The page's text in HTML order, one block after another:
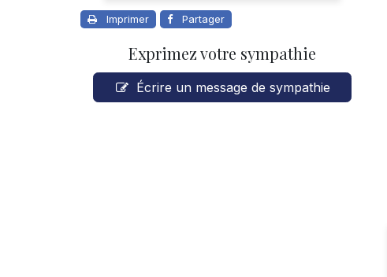
Imprimer Partager
Exprimez votre sympathie
Écrire un message de sympathie